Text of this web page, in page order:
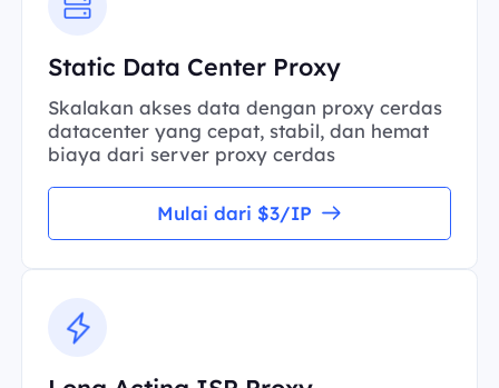
Static Data Center Proxy
Skalakan akses data dengan proxy cerdas
datacenter yang cepat, stabil, dan hemat
biaya dari server proxy cerdas
Mulai dari $3/IP